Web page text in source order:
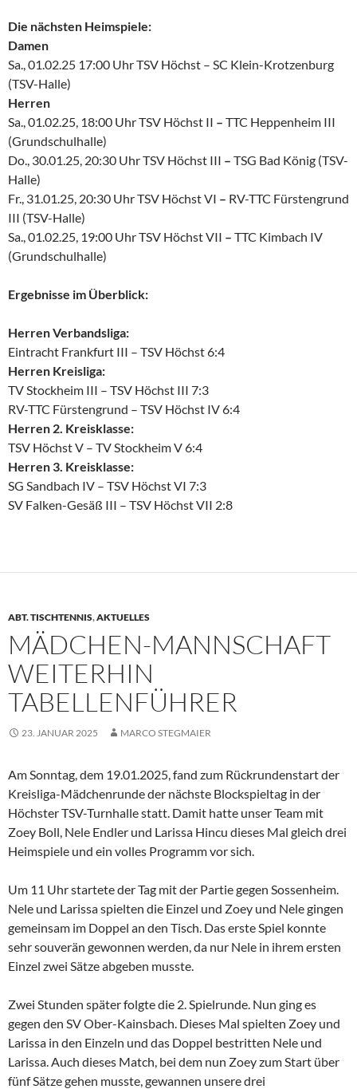
Die nächsten Heimspiele:
Damen
Sa., 01.02.25 17:00 Uhr TSV Höchst – SC Klein-Krotzenburg
(TSV-Halle)
Herren
Sa., 01.02.25, 18:00 Uhr TSV Höchst II – TTC Heppenheim III
(Grundschulhalle)
Do., 30.01.25, 20:30 Uhr TSV Höchst III – TSG Bad König (TSV-
Halle)
Fr., 31.01.25, 20:30 Uhr TSV Höchst VI – RV-TTC Fürstengrund
III (TSV-Halle)
Sa., 01.02.25, 19:00 Uhr TSV Höchst VII – TTC Kimbach IV
(Grundschulhalle)
Ergebnisse im Überblick:
Herren Verbandsliga:
Eintracht Frankfurt III – TSV Höchst 6:4
Herren Kreisliga:
TV Stockheim III – TSV Höchst III 7:3
RV-TTC Fürstengrund – TSV Höchst IV 6:4
Herren 2. Kreisklasse:
TSV Höchst V – TV Stockheim V 6:4
Herren 3. Kreisklasse:
SG Sandbach IV – TSV Höchst VI 7:3
SV Falken-Gesäß III – TSV Höchst VII 2:8
ABT. TISCHTENNIS,AKTUELLES
MÄDCHEN-MANNSCHAFT
WEITERHIN
TABELLENFÜHRER
23. JANUAR 2025 MARCO STEGMAIER
Am Sonntag, dem 19.01.2025, fand zum Rückrundenstart der
Kreisliga-Mädchenrunde der nächste Blockspieltag in der
Höchster TSV-Turnhalle statt. Damit hatte unser Team mit
Zoey Boll, Nele Endler und Larissa Hincu dieses Mal gleich drei
Heimspiele und ein volles Programm vor sich.
Um 11 Uhr startete der Tag mit der Partie gegen Sossenheim.
Nele und Larissa spielten die Einzel und Zoey und Nele gingen
gemeinsam im Doppel an den Tisch. Das erste Spiel konnte
sehr souverän gewonnen werden, da nur Nele in ihrem ersten
Einzel zwei Sätze abgeben musste.
Zwei Stunden später folgte die 2. Spielrunde. Nun ging es
gegen den SV Ober-Kainsbach. Dieses Mal spielten Zoey und
Larissa in den Einzeln und das Doppel bestritten Nele und
Larissa. Auch dieses Match, bei dem nun Zoey zum Start über
fünf Sätze gehen musste, gewannen unsere drei